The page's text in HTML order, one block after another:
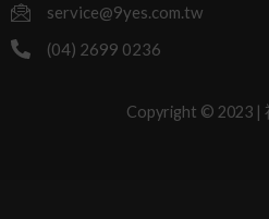
service@9yes.com.tw
(04) 2699 0236
Copyright © 2023 |